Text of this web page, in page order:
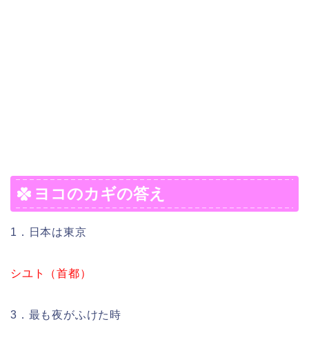
ヨコのカギの答え
1．日本は東京
シユト（首都）
3．最も夜がふけた時